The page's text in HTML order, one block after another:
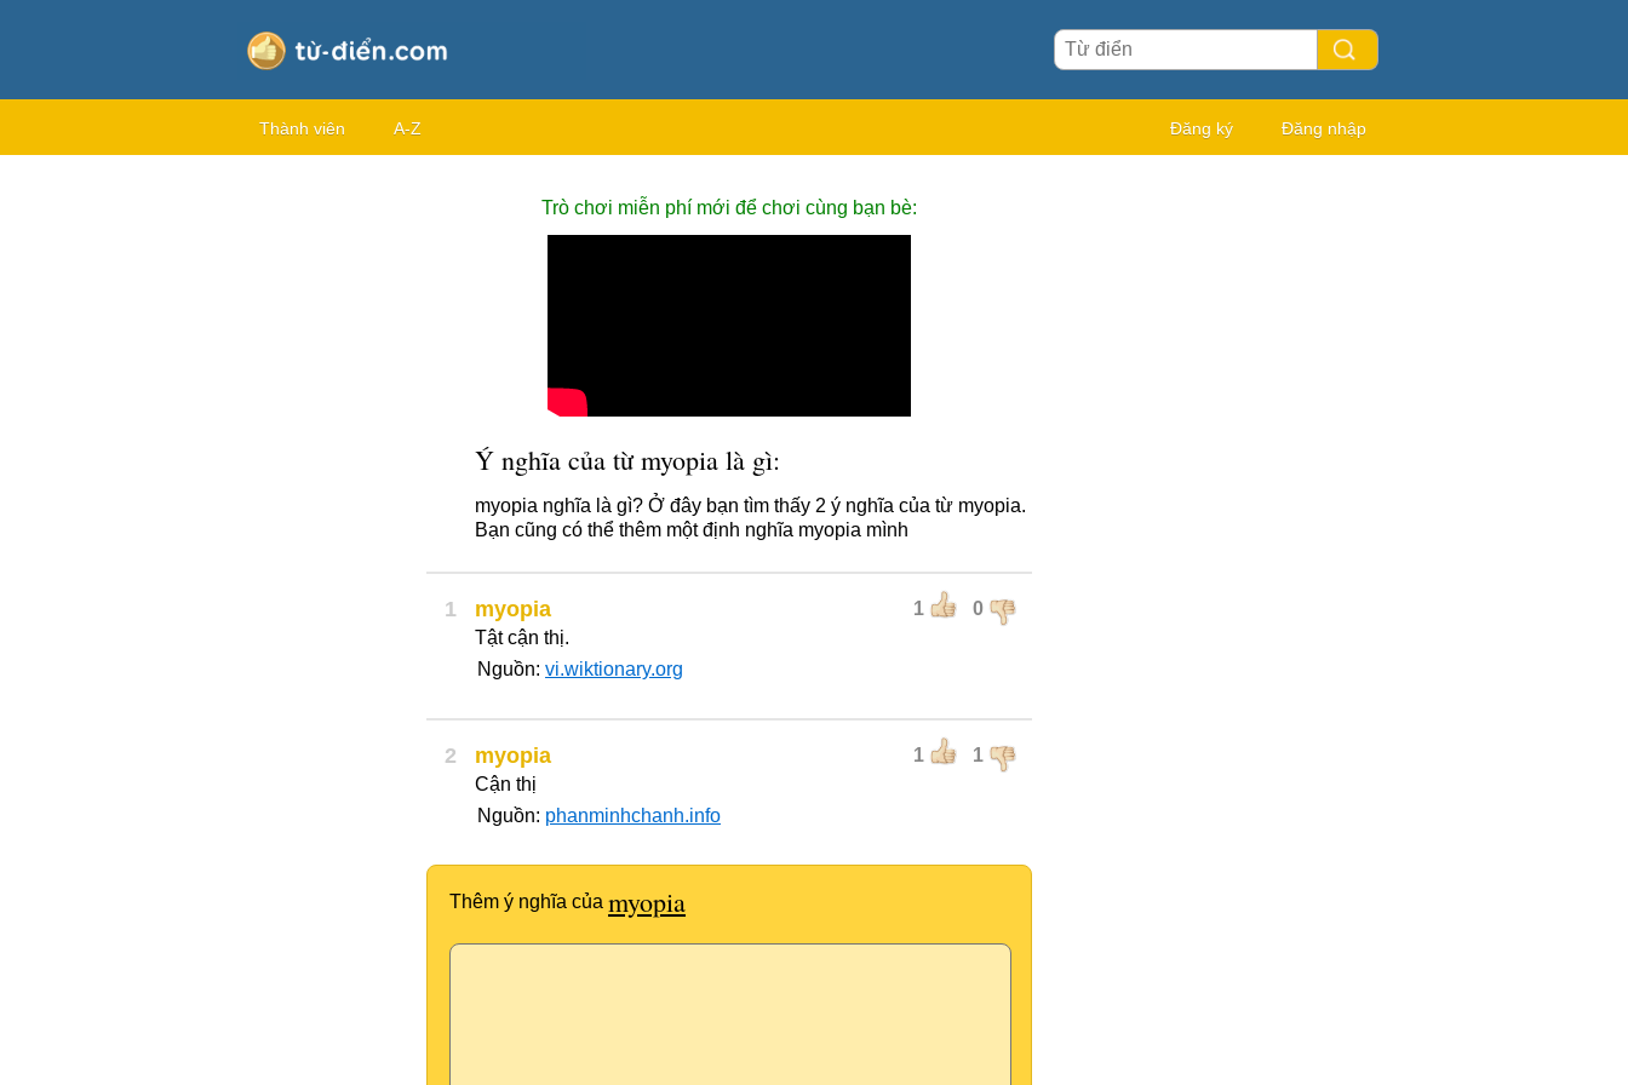
Thành viên A-Z Đăng ký Đăng nhập
Trò chơi miễn phí mới để chơi cùng bạn bè:
Ý nghĩa của từ myopia là gì:
myopia nghĩa là gì? Ở đây bạn tìm thấy 2 ý nghĩa của từ myopia.
Bạn cũng có thể thêm một định nghĩa myopia mình
1 1 0
myopia
Tật cận thị.
Nguồn: vi.wiktionary.org
2 1 1
myopia
Cận thị
Nguồn: phanminhchanh.info
Thêm ý nghĩa của myopia